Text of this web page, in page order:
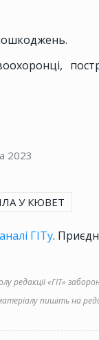
2023
У КЮВЕТ
ГІТу.
«ГІТ»
пишіть на